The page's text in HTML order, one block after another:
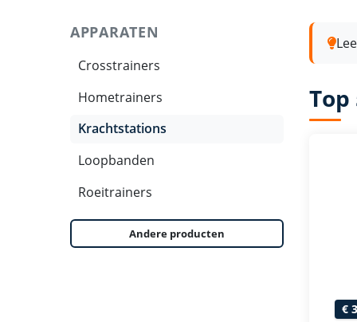
APPARATEN
Crosstrainers
Hometrainers
Krachtstations
Loopbanden
Roeitrainers
Andere producten
€